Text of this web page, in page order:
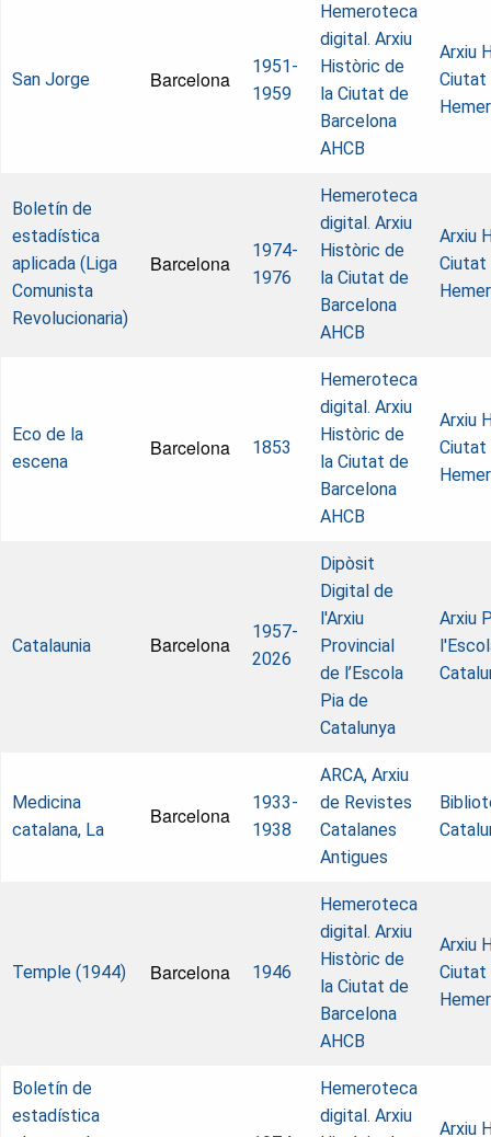
San Jorge Barcelona
1951-
1959
Hemeroteca
digital. Arxiu
Històric de
la Ciutat de
Barcelona
AHCB
Arxiu
Ciutat
Boletín de
estadística
aplicada (Liga
Comunista
Revolucionaria)
Barcelona
1974-
1976
Hemeroteca
digital. Arxiu
Històric de
la Ciutat de
Barcelona
AHCB
Arxiu
Ciutat
Eco de la
escena
Barcelona 1853
Hemeroteca
digital. Arxiu
Històric de
la Ciutat de
Barcelona
AHCB
Arxiu
Ciutat
Catalaunia Barcelona
1957-
2026
Dipòsit
Digital de
l'Arxiu
Provincial
de l’Escola
Pia de
Catalunya
Arxiu
Medicina
catalana, La
Barcelona
1933-
1938
ARCA, Arxiu
de Revistes
Catalanes
Antigues
Temple (1944) Barcelona 1946
Hemeroteca
digital. Arxiu
Històric de
la Ciutat de
Barcelona
AHCB
Arxiu
Ciutat
Boletín de
estadística
Hemeroteca
digital. Arxiu
Arxiu